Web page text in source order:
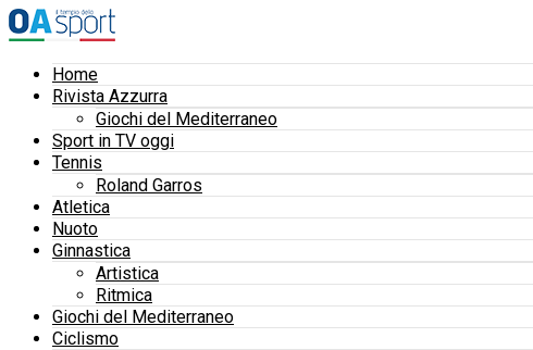
Home
Rivista Azzurra
Giochi del Mediterraneo
Sport in TV oggi
Tennis
Roland Garros
Atletica
Nuoto
Ginnastica
Artistica
Ritmica
Giochi del Mediterraneo
Ciclismo